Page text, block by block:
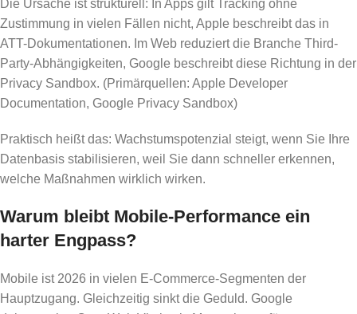
Die Ursache ist strukturell: In Apps gilt Tracking ohne
Zustimmung in vielen Fällen nicht, Apple beschreibt das in
ATT-Dokumentationen. Im Web reduziert die Branche Third-
Party-Abhängigkeiten, Google beschreibt diese Richtung in der
Privacy Sandbox. (Primärquellen: Apple Developer
Documentation, Google Privacy Sandbox)
Praktisch heißt das: Wachstumspotenzial steigt, wenn Sie Ihre
Datenbasis stabilisieren, weil Sie dann schneller erkennen,
welche Maßnahmen wirklich wirken.
Warum bleibt Mobile-Performance ein
harter Engpass?
Mobile ist 2026 in vielen E-Commerce-Segmenten der
Hauptzugang. Gleichzeitig sinkt die Geduld. Google